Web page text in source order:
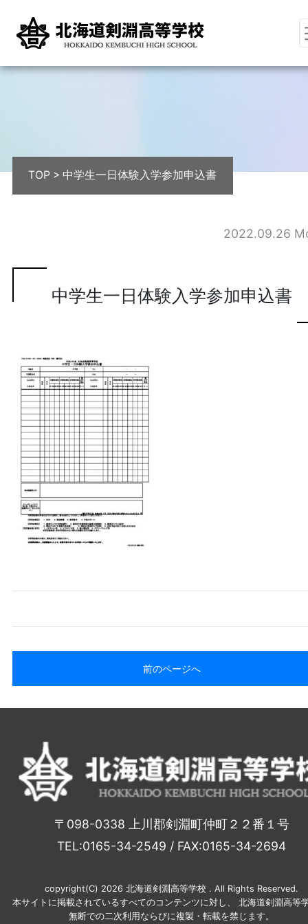
TOP > 中学生一日体験入学参加申込書
2022.09.26
中学生一日体験入学参加申込書
前のページへ
〒098-0338 上川郡剣淵町仲町２２番１号
TEL:0165-34-2549 / FAX:0165-34-2694
copyright(C) 2026 北海道剣淵高等学校 . All Rights Reserved.
本サイトに掲載されているすべてのコンテンツに対し、 北海道剣淵高等
無断での二次利用ならびに複製・転載を禁じます。